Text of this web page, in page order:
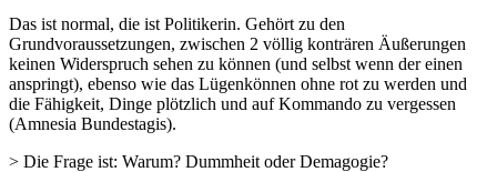
Das ist normal, die ist Politikerin. Gehört zu den
Grundvoraussetzungen, zwischen 2 völlig konträren Äußerungen
keinen Widerspruch sehen zu können (und selbst wenn der einen
anspringt), ebenso wie das Lügenkönnen ohne rot zu werden und
die Fähigkeit, Dinge plötzlich und auf Kommando zu vergessen
(Amnesia Bundestagis).
> Die Frage ist: Warum? Dummheit oder Demagogie?